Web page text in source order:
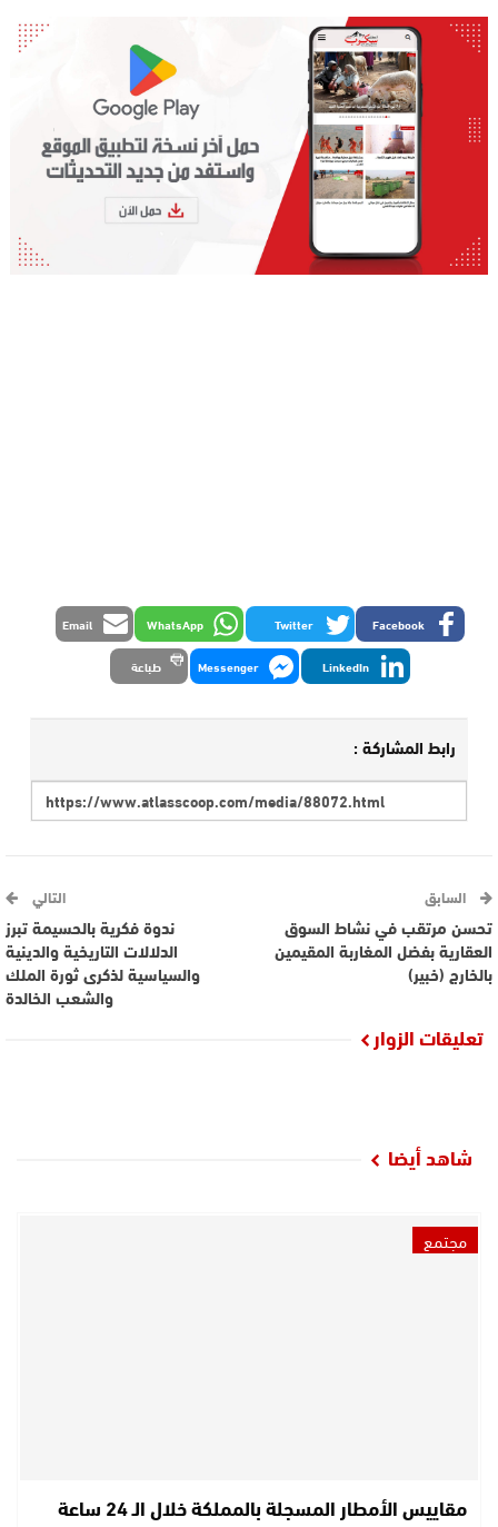
Facebook
Twitter
WhatsApp
Email
LinkedIn
Messenger طباعة
رابط المشاركة :
السابق
تحسن مرتقب في نشاط السوق
العقارية بفضل المغاربة المقيمين
بالخارج (خبير)
التالي
ندوة فكرية بالحسيمة تبرز
الدلالات التاريخية والدينية
والسياسية لذكرى ثورة الملك
والشعب الخالدة
تعليقات الزوار
شاهد أيضا
مجتمع
مقاييس الأمطار المسجلة بالمملكة خلال الـ 24 ساعة